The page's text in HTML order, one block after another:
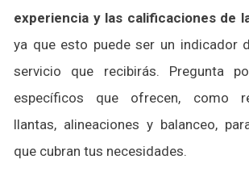
experiencia y las calificaciones de
ya que esto puede ser un indicador
servicio que recibirás. Pregunta
específicos que ofrecen, como
llantas, alineaciones y balanceo,
que cubran tus necesidades.